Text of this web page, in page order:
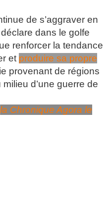
de s’aggraver en
dans le golfe
renforcer la tendance
et produire sa propre
provenant de régions
d’une guerre de
la Chronique Agora le